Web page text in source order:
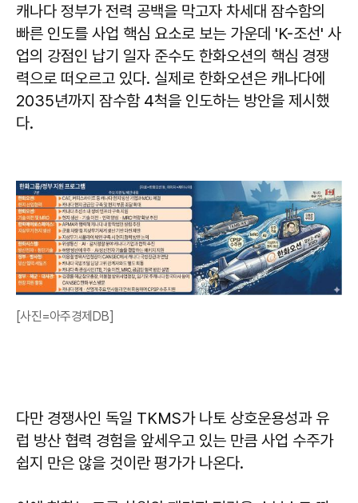
캐나다 정부가 전력 공백을 막고자 차세대 잠수함의
빠른 인도를 사업 핵심 요소로 보는 가운데 'K-조선' 사
업의 강점인 납기 일자 준수도 한화오션의 핵심 경쟁
력으로 떠오르고 있다. 실제로 한화오션은 캐나다에
2035년까지 잠수함 4척을 인도하는 방안을 제시했
다.
[사진=아주경제DB]
다만 경쟁사인 독일 TKMS가 나토 상호운용성과 유
럽 방산 협력 경험을 앞세우고 있는 만큼 사업 수주가
쉽지 만은 않을 것이란 평가가 나온다.